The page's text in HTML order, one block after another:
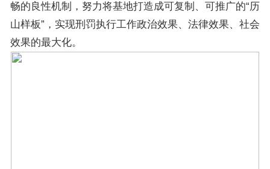
畅的良性机制，努力将基地打造成可复制、可推广的“历
山样板”，实现刑罚执行工作政治效果、法律效果、社会
效果的最大化。